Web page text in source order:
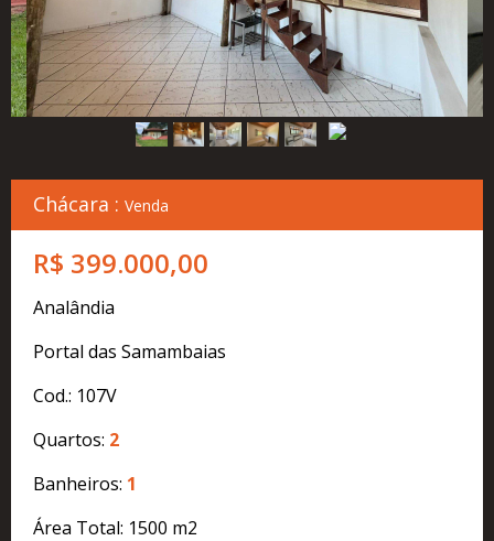
Contato
Chácara : Venda
R$ 399.000,00
Analândia
Portal das Samambaias
Cod.: 107V
Quartos: 2
Banheiros: 1
Área Total: 1500 m2